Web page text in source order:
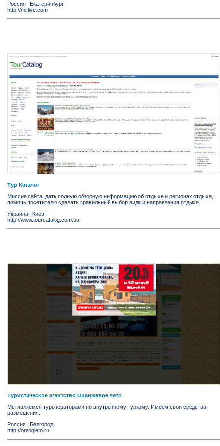
Россия | Екатеринбург
http://mirlive.com
Тур Каталог
Миссия сайта: дать полную обзорную информацию об отдыхе и регионах отдыха,
помочь посетителю сделать правильный выбор вида и направления отдыха.
Украина
Киев
http://www.tourcatalog.com.ua
Туристическое агентство Оранжевое лето
Мы являемся туроператорами по внутреннему туризму. Имеем свои средства
размещения.
Россия
Белгород
http://orangleto.ru